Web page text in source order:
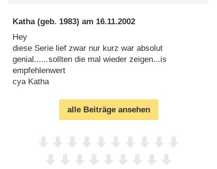
Katha(geb. 1983) am 16.11.2002
Hey
diese Serie lief zwar nur kurz war absolut
genial......sollten die mal wieder zeigen...is
empfehlenwert
cya Katha
alle Beiträge ansehen